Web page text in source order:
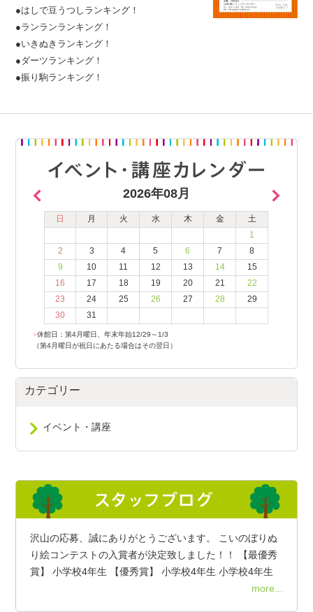
●はしで豆うつしランキング！
●ランランランキング！
●いきぬきランキング！
●ダーツランキング！
●振り駒ランキング！
2026年08月
日 月 火 水 木 金
土
1
2
3 4 5 6 7
8
9
10 11 12 13 14
15
16
17 18 19 20 21
22
23
24 25 26 27 28
29
30
31
●休館日：第4月曜日、年末年始12/29～1/3
（第4月曜日が祝日にあたる場合はその翌日）
カテゴリー
イベント・講座
沢山の応募、誠にありがとうございます。 こいのぼりぬ
り絵コンテストの入賞者が決定致しました！！ 【最優秀
賞】 小学校4年生 【優秀賞】 小学校4年生 小学校4年生
more...